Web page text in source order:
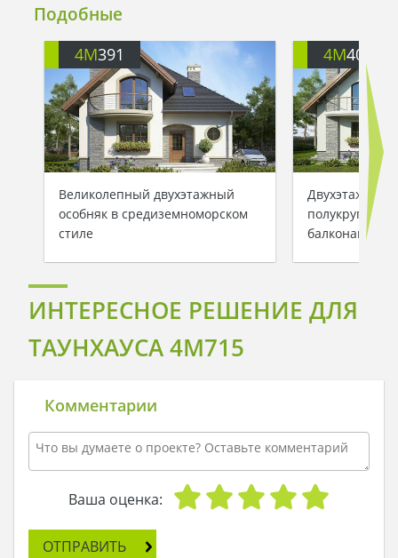
Подобные
4M391
Великолепный двухэтажный
особняк в средиземноморском
стиле
4M401
Двухэтажный
балконами
ИНТЕРЕСНОЕ РЕШЕНИЕ ДЛЯ
ТАУНХАУСА 4M715
Комментарии
Ваша оценка:
ОТПРАВИТЬ